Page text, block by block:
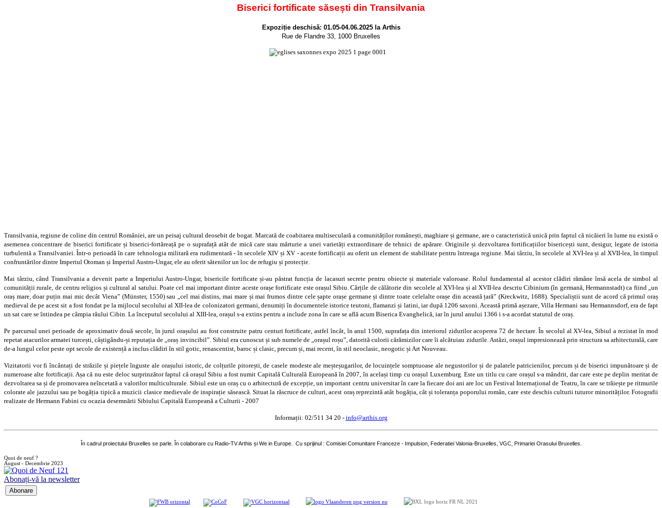
Biserici fortificate săsești din Transilvania
Expoziție deschisă: 01.05-04.06.2025 la Arthis
Rue de Flandre 33, 1000 Bruxelles
Transilvania, regiune de coline din centrul României, are un peisaj cultural deosebit de bogat. Marcată de coabitarea multiseculară a comunităților românești, maghiare și germane, are o caracteristică unică prin faptul că nicăieri în lume nu există o
asemenea concentrare de biserici fortificate și biserici-fortăreață pe o suprafață atât de mică care stau mărturie a unei varietăți extraordinare de tehnici de apărare. Originile și dezvoltarea fortificațiilor bisericești sunt, desigur, legate de istoria
turbulentă a Transilvaniei. Într-o perioadă în care tehnologia militară era rudimentară - în secolele XIV și XV - aceste fortificații au oferit un element de stabilitate pentru întreaga regiune. Mai târziu, în secolele al XVI-lea și al XVII-lea, în timpul
confruntărilor dintre Imperiul Otoman și Imperiul Austro-Ungar, ele au oferit sătenilor un loc de refugiu și protecție.
Mai târziu, când Transilvania a devenit parte a Imperiului Austro-Ungar, bisericile fortificate și-au păstrat funcția de lacasuri secrete pentru obiecte și materiale valoroase. Rolul fundamental al acestor clădiri rămâne însă acela de simbol al
comunității rurale, de centru religios și cultural al satului. Poate cel mai important dintre aceste orașe fortificate este orașul Sibiu. Cărțile de călătorie din secolele al XVI-lea și al XVII-lea descriu Cibinium (în germană, Hermannstadt) ca fiind „un
oraș mare, doar puțin mai mic decât Viena” (Münster, 1550) sau „cel mai distins, mai mare și mai frumos dintre cele șapte orașe germane și dintre toate celelalte orașe din această țară” (Kreckwitz, 1688). Specialiștii sunt de acord că primul oraș
medieval de pe acest sit a fost fondat pe la mijlocul secolului al XII-lea de colonizatori germani, denumiți în documentele istorice teutoni, flamanzi și latini, iar după 1206 saxoni. Această primă așezare, Villa Hermani sau Hermannsdorf, era de fapt
un sat care se întindea pe câmpia râului Cibin. La începutul secolului al XIII-lea, orașul s-a extins pentru a include zona în care se află acum Biserica Evanghelică, iar în jurul anului 1366 i s-a acordat statutul de oraș.
Pe parcursul unei perioade de aproximativ două secole, în jurul orașului au fost construite patru centuri fortificate, astfel încât, în anul 1500, suprafața din interiorul zidurilor acoperea 72 de hectare. În secolul al XV-lea, Sibiul a rezistat în mod
repetat atacurilor armatei turcești, câștigându-și reputația de „oraș invincibil”. Sibiul era cunoscut și sub numele de „orașul roșu”, datorită culorii cărămizilor care îi alcătuiau zidurile. Astăzi, orașul impresionează prin structura sa arhitecturală, care
de-a lungul celor peste opt secole de existență a inclus clădiri în stil gotic, renascentist, baroc și clasic, precum și, mai recent, în stil neoclasic, neogotic și Art Nouveau.
Vizitatorii vor fi încântați de străzile și piețele înguste ale orașului istoric, de colțurile pitorești, de casele modeste ale meșteșugarilor, de locuințele somptuoase ale negustorilor și de palatele patricienilor, precum și de biserici impunătoare și de
numeroase alte fortificații. Așa că nu este deloc surprinzător faptul că orașul Sibiu a fost numit Capitală Culturală Europeană în 2007, în același timp cu orașul Luxemburg. Este un titlu cu care orașul s-a mândrit, dar care este pe deplin meritat de
dezvoltarea sa și de promovarea neîncetată a valorilor multiculturale. Sibiul este un oraș cu o arhitectură de excepție, un important centru universitar în care la fiecare doi ani are loc un Festival Internațional de Teatru, în care se trăiește pe ritmurile
colorate ale jazzului sau pe bogăția tipică a muzicii clasice medievale de inspirație săsească. Situat la răscruce de culturi, acest oraș reprezintă atât bogăția, cât și toleranța poporului român, care este deschis culturii tuturor minorităților. Fotografii
realizate de Hermann Fabini cu ocazia desemnării Sibiului Capitală Europeană a Culturii - 2007
Informații: 02/511 34 20 - info@arthis.org
În cadrul proiectului Bruxelles se parle. În colaborare cu Radio-TV Arthis și We in Europe. Cu sprijinul : Comisiei Comunitare Franceze - Impulsion, Federatiei Valonia-Bruxelles, VGC, Primariei Orasului Bruxelles.
Quoi de neuf ?
August - Decembrie 2023
Abonați-vă la newsletter